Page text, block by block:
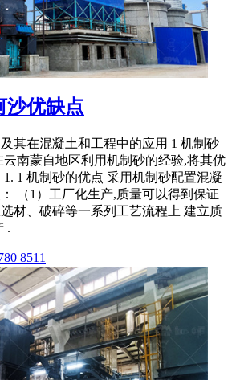
沙优缺点
其在混凝土和工程中的应用 1 机制砂
云南蒙自地区利用机制砂的经验,将其优
1 机制砂的优点 采用机制砂配置混凝
（1）工厂化生产,质量可以得到保证
材、破碎等一系列工艺流程上 建立质
.
8511